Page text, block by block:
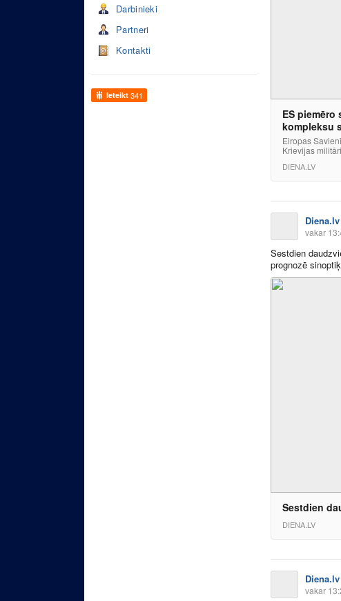
Darbinieki
Partneri
Kontakti
Ieteikt 341
ES
kompleksu
Eiropas
Krievijas
DIENA.LV
Diena.lv
vakar
Sestdien
prognozē
Sestdien
DIENA.LV
Diena.lv
vakar